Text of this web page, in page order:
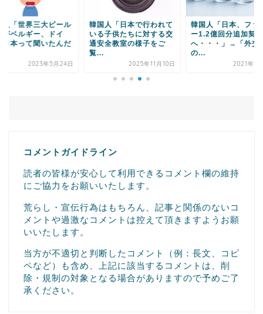
人「世界三大ビール
がベルギー、ドイ
日本って聞いたんだ
2023年5月24日
韓国人「日本で行われて
いる子供たちに対する交
通安全教室の様子をご
覧...
2025年11月10日
韓国人「日本、ファ
ー1.2億回分追加契約
へ・・・」→「外交
の...
2021年8
コメントガイドライン
読者の皆様が安心して利用できるコメント欄の維持
にご協力をお願いいたします。
荒らし・宣伝行為はもちろん、記事と関係のないコ
メントや過激なコメントは控えて頂きますようお願
いいたします。
当方が不適切と判断したコメント（例：長文、コピ
ペなど）も含め、上記に該当するコメントは、削
除・規制の対象となる場合がありますので予めご了
承ください。